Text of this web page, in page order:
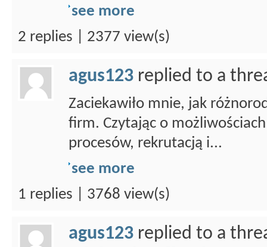
see more
2 replies | 2377 view(s)
agus123 replied to a
Zaciekawiło mnie, jak
firm. Czytając o
procesów, rekrutacją i...
see more
1 replies | 3768 view(s)
agus123 replied to a